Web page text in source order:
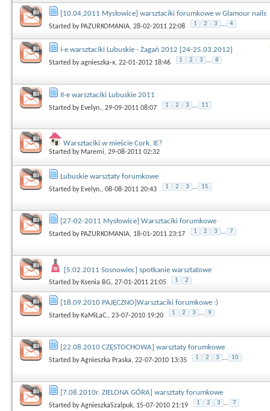
[10.04,2011 Mysłowice] warsztaciki forumkowe w Glamour nails
Started by PAZURKOMANIA, 28-02-2011 22:08 1 2 3 ... 4
I-e warsztaciki Lubuskie - Żagań 2012 [24-25.03.2012]
Started byagnieszka-x, 22-01-2012 18:46 1 2 3 ... 8
II-e warsztaciki Lubuskie 2011
Started by Evelyn., 29-09-2011 08:07 1 2 3 ... 11
Warsztaciki w mieście Cork, IE?
Started by Maremi, 29-08-2011 02:32
Lubuskie warsztaty forumkowe
Started by Evelyn., 08-08-2011 20:43 1 2 3 ... 15
[27-02-2011 Mysłowice] Warsztaciki forumkowe
Started by PAZURKOMANIA, 18-01-2011 23:17 1 2 3 ... 7
[5.02.2011 Sosnowiec] spotkanie warsztatowe
Started by Ksenia BG, 27-01-2011 21:05 1 2
[18.09.2010 PAJĘCZNO]Warsztaciki forumkowe :)
Started by KaMiLaC., 23-07-2010 19:20 1 2 3 ... 9
[22.08.2010 CZĘSTOCHOWA] warsztaty forumkowe
Started byAgnieszka Praska, 22-07-2010 13:35 1 2 3 ... 10
[7.08.2010r. ZIELONA GÓRA] warsztaty forumkowe
Started byAgnieszkaSzalpuk, 15-07-2010 21:19 1 2 3 ... 7